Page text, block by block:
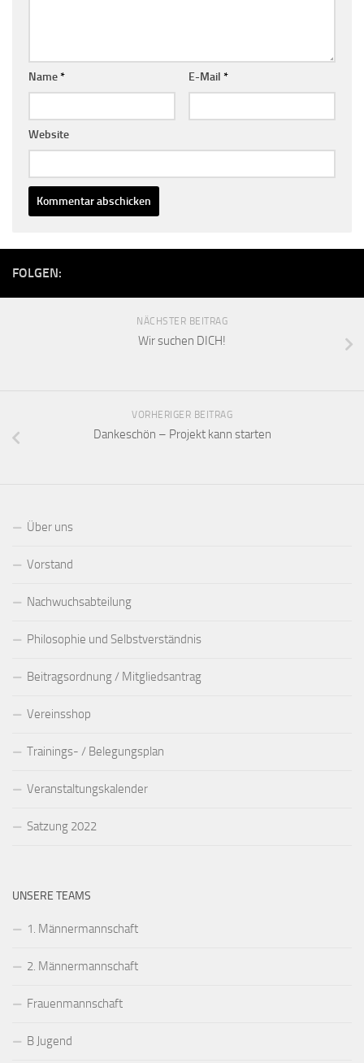
Name* E-Mail *
Website
FOLGEN:
NÄCHSTER BEITRAG
Wir suchen DICH!
VORHERIGER BEITRAG
Dankeschön – Projekt kann starten
Über uns
Vorstand
Nachwuchsabteilung
Philosophie und Selbstverständnis
Beitragsordnung / Mitgliedsantrag
Vereinsshop
Trainings- / Belegungsplan
Veranstaltungskalender
Satzung 2022
UNSERE TEAMS
1. Männermannschaft
2. Männermannschaft
Frauenmannschaft
B Jugend